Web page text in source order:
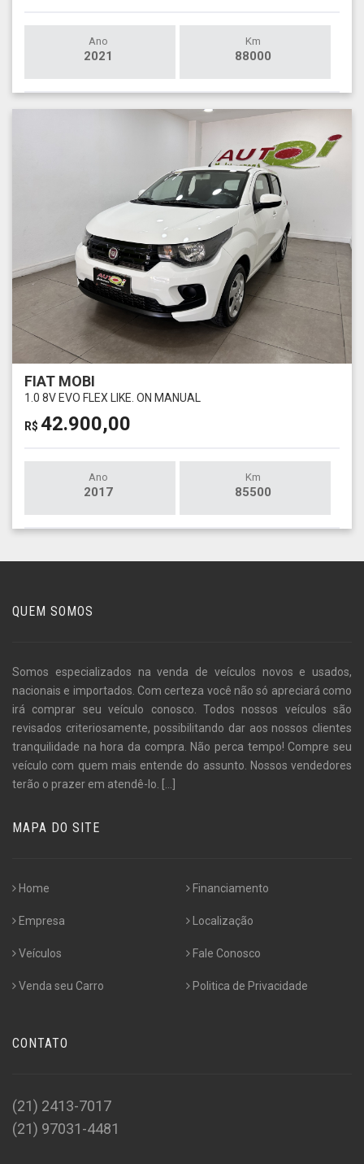
Ano
2021
Km
88000
FIAT MOBI
1.0 8V EVO FLEX LIKE. ON MANUAL
R$ 42.900,00
Ano
2017
Km
85500
QUEM SOMOS
Somos especializados na venda de veículos novos e usados,
nacionais e importados. Com certeza você não só apreciará como
irá comprar seu veículo conosco. Todos nossos veículos são
revisados criteriosamente, possibilitando dar aos nossos clientes
tranquilidade na hora da compra. Não perca tempo! Compre seu
veículo com quem mais entende do assunto. Nossos vendedores
terão o prazer em atendê-lo.
MAPA DO SITE
Home
Empresa
Veículos
Venda seu Carro
Financiamento
Localização
Fale Conosco
Politica de Privacidade
CONTATO
(21) 2413-7017
(21) 97031-4481